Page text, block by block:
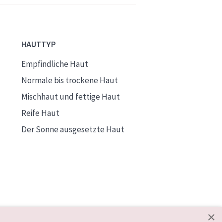
HAUTTYP
Empfindliche Haut
Normale bis trockene Haut
Mischhaut und fettige Haut
Reife Haut
Der Sonne ausgesetzte Haut
×